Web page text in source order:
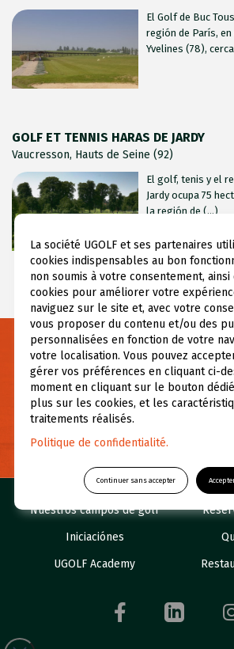
El Golf de Buc
región de París,
Yvelines (78),
GOLF ET TENNIS HARAS DE JARDY
Vaucresson, Hauts de Seine (92)
El golf, tenis y el
Jardy ocupa 75
la región de (...)
Necesitas
Si tiene alguna pregunta, o necesita
contáctenos.
CONTÁCTENOS
Nuestros campos de golf
Iniciaciónes
UGOLF Academy
La société UGOLF et ses partenaires
cookies indispensables au bon
non soumis à votre consentement, ainsi
cookies pour améliorer votre
naviguez sur le site et, avec votre
vous proposer du contenu et/ou des
personnalisées en fonction de votre
votre localisation. Vous pouvez
gérer vos préférences en cliquant ci-
moment en cliquant sur le bouton
plus sur les cookies, et les
traitements réalisés.
Politique de confidentialité.
Continuer sans accepter